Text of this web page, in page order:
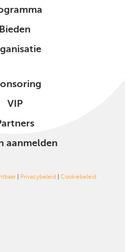
Bieden
VIP
aanmelden
Privacybeleid Cookiebeleid